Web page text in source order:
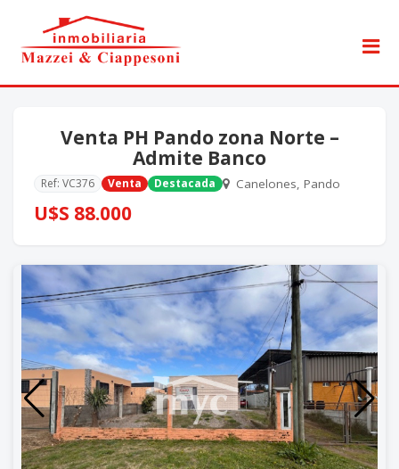
Venta PH Pando zona Norte –
Admite Banco
Ref: VC376 Venta Destacada Canelones, Pando
U$S 88.000